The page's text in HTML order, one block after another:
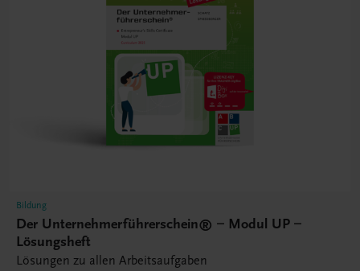
Bildung
Der Unternehmerführerschein® – Modul UP –
Lösungsheft
Lösungen zu allen Arbeitsaufgaben